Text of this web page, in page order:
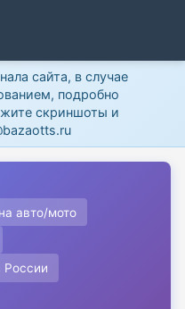
сайта, в случае
подробно
скриншоты и
авто/мото